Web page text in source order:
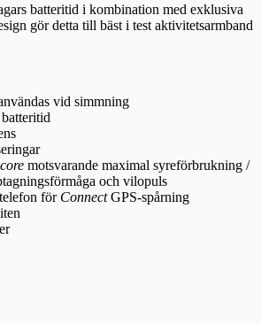
batteritid i kombination med exklusiva
gör detta till bäst i test aktivitetsarmband
vid simmning
motsvarande maximal syreförbrukning /
och vilopuls
för ConnectGPS-spårning